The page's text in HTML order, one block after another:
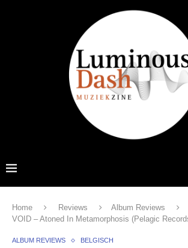
Home Reviews Album Reviews
VOID – Atoned In Metamorphosis (Pelagic
ALBUM REVIEWS BELGISCH